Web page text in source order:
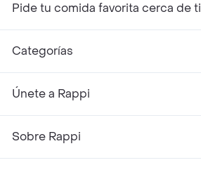
Pide tu comida favorita cerca de ti
Categorías
Únete a Rappi
Sobre Rappi